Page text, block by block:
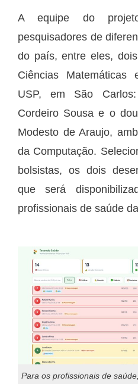
A equipe do
pesquisadores de
do país, entre eles,
Ciências
USP, em São
Cordeiro Sousa e o
Modesto de Araujo,
da Computação.
bolsistas, os dois
que será
profissionais de saúde
Para os profissionais de